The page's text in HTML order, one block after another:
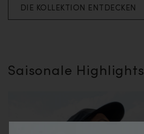
DIE KOLLEKTION ENTDECKEN
Saisonale Highlights